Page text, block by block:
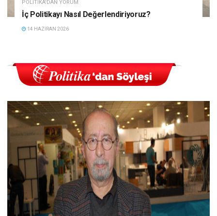
POLITIKA'DAN YORUM
İç Politikayı Nasıl Değerlendiriyoruz?
14 HAZIRAN 2026